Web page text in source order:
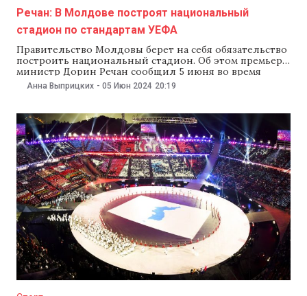
Речан: В Молдове построят национальный
стадион по стандартам УЕФА
Правительство Молдовы берет на себя обязательство
построить национальный стадион. Об этом премьер-
министр Дорин Речан сообщил 5 июня во время
встречи с национальной сборной по футболу.
«Молдова — одна из немногих стран в Европе, у
обязательство правительства, которое предполагает
строительство современной арены, категории 4 УЕФА
на
Анна Выприцких - 05 Июн 2024 20:19